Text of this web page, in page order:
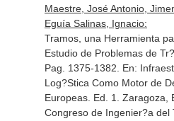
Maestre, José Antonio,
Eguía Salinas, Ignacio:
Tramos, una Herramienta
Estudio de Problemas de
Pag. 1375-1382. En:
Log?Stica Como Motor de
Europeas. Ed. 1. Zaragoza,
Congreso de Ingenier?a del